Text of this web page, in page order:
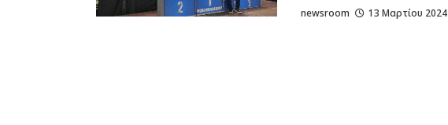
newsroom 13 Μαρτίου 2024